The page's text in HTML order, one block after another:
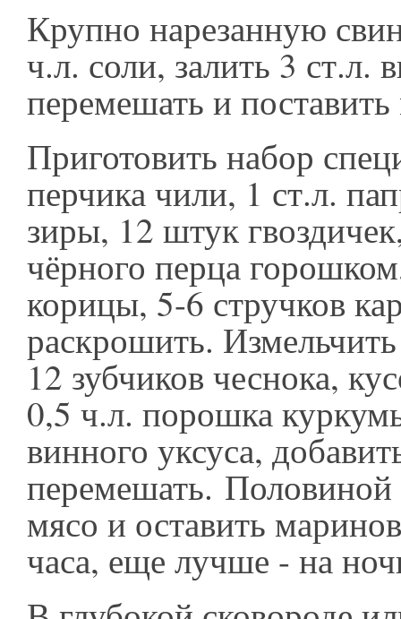
Крупно нарезанную
ч.л. соли, залить 3 ст.л.
перемешать и
Приготовить набор
перчика чили, 1 ст.л.
зиры, 12 штук
чёрного перца
корицы, 5-6 стручков
раскрошить.
12 зубчиков чеснока,
0,5 ч.л. порошка
винного уксуса,
перемешать. Половиной
мясо и оставить
часа, еще лучше - на